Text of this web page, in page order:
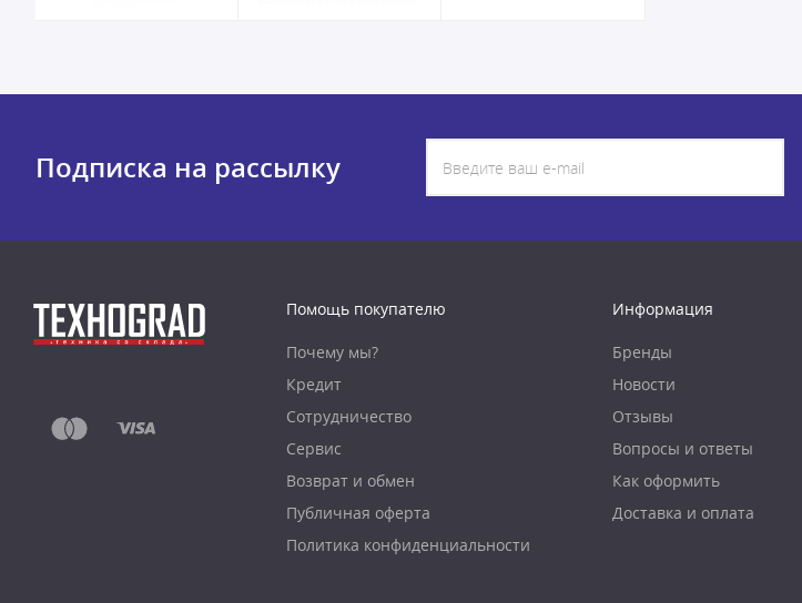
Подписка на рассылку
Помощь покупателю
Почему мы?
Кредит
Сотрудничество
Сервис
Возврат и обмен
Публичная оферта
Политика конфиденциальности
Информация
Бренды
Новости
Отзывы
Вопросы и ответы
Как оформить
Доставка и оплата